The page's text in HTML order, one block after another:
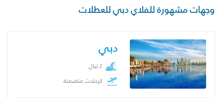
وجهات مشهورة للفلاي دبي للعطلات
دبي
2 ليال
الرحلات متضمنة